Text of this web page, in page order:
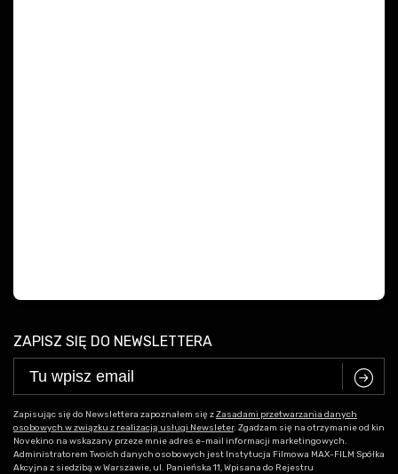
ZAPISZ SIĘ DO NEWSLETTERA
C
Zapisując się do Newslettera zapoznałem się zZasadami przetwarzania danych
osobowych w związku z realizacją usługi Newsleter. Zgadzam się na otrzymanie od kin
Novekino na wskazany przeze mnie adres e-mail informacji marketingowych.
Administratorem Twoich danych osobowych jest Instytucja Filmowa MAX-FILM Spółka
Akcyjna z siedzibą w Warszawie, ul. Panieńska 11, Wpisana do Rejestru